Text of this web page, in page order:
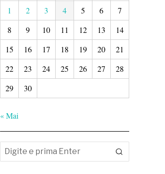
1 2 3 4 5 6
7
8
9 10 11 12 13
14
15
16 17 18 19 20
21
22
23 24 25 26 27
28
29
30
« Mai